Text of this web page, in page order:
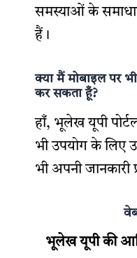
समस्याओं के
हैं।
क्या मैं मोबाइल पर
कर सकता हूँ?
हाँ, भूलेख यूपी
भी उपयोग के लिए
भी अपनी जानकारी
भूलेख यूपी की